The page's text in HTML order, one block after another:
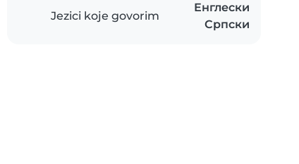
Jezici koje govorim
Енглески
Српски